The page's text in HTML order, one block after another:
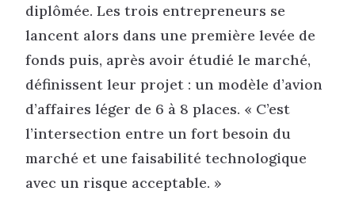
diplômée. Les trois entrepreneurs se
lancent alors dans une première levée de
fonds puis, après avoir étudié le marché,
définissent leur projet : un modèle d’avion
d’affaires léger de 6 à 8 places. « C’est
l’intersection entre un fort besoin du
marché et une faisabilité technologique
avec un risque acceptable. »